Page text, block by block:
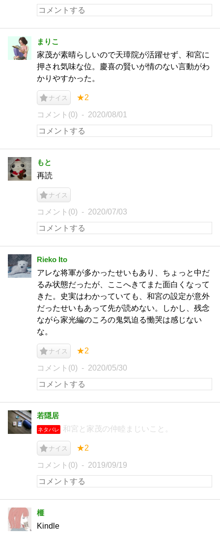
まりこ
家茂が素晴らしいので天璋院が活躍せず、和宮に
押され気味な位。慶喜の賢いが情のない言動がわ
かりやすかった。
ナイス ★2
コメント(0) 2020/08/01
もと
再読
ナイス
コメント(0) 2020/07/03
Rieko Ito
アレな将軍が多かったせいもあり、ちょっと中だ
るみ状態だったが、ここへきてまた面白くなって
きた。史実はわかっていても、和宮の設定が意外
だったせいもあって先が読めない。しかし、残念
ながら家光編のころの鬼気迫る慟哭は感じない
な。
ナイス ★2
コメント(0) 2020/05/30
若隠居
ネタバレ 和宮と家茂の仲睦まじいこと。
ナイス ★2
コメント(0) 2019/09/19
榧
Kindle